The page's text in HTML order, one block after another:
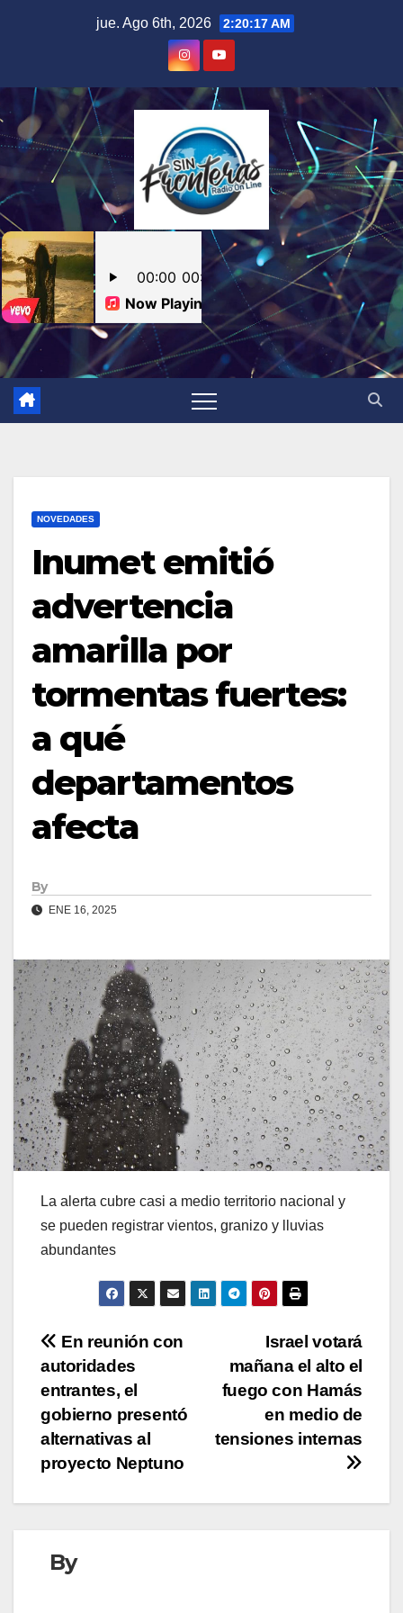
jue. Ago 6th, 2026 2:20:18 AM
NOVEDADES
Inumet emitió
advertencia
amarilla por
tormentas fuertes:
a qué
departamentos
afecta
By
ENE 16, 2025
La alerta cubre casi a medio territorio nacional y
se pueden registrar vientos, granizo y lluvias
abundantes
Navegación
de
entradas
Israel votará
mañana el alto el
fuego con Hamás
en medio de
tensiones internas
En reunión con
autoridades
entrantes, el
gobierno presentó
alternativas al
proyecto Neptuno
By